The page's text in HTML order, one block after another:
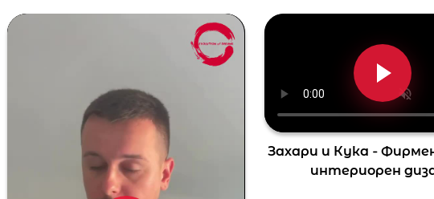
Захари и Кука -
интериорен